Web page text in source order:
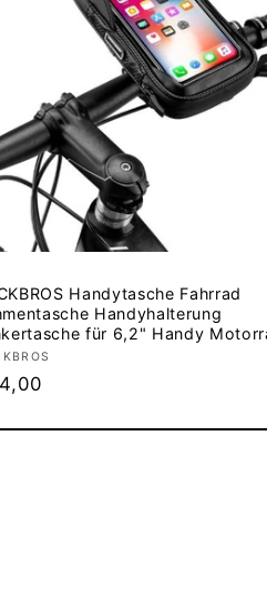
Handytasche Fahrrad
Handyhalterung
für 6,2" Handy